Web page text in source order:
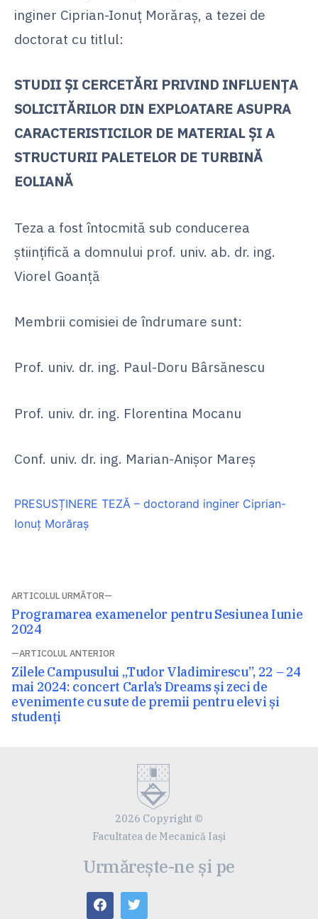
inginer Ciprian-Ionuț Morăraș, a tezei de
doctorat cu titlul:
STUDII ȘI CERCETĂRI PRIVIND INFLUENȚA
SOLICITĂRILOR DIN EXPLOATARE ASUPRA
CARACTERISTICILOR DE MATERIAL ȘI A
STRUCTURII PALETELOR DE TURBINĂ
EOLIANĂ
Teza a fost întocmită sub conducerea
științifică a domnului prof. univ. ab. dr. ing.
Viorel Goanță
Membrii comisiei de îndrumare sunt:
Prof. univ. dr. ing. Paul-Doru Bârsănescu
Prof. univ. dr. ing. Florentina Mocanu
Conf. univ. dr. ing. Marian-Anișor Mareș
PRESUSȚINERE TEZĂ – doctorand inginer Ciprian-
Ionuț Morăraș
Navigare
în
articole
ARTICOLUL ANTERIOR
Articolul
anterior:
Zilele Campusului „Tudor Vladimirescu”, 22 – 24
mai 2024: concert Carla’s Dreams și zeci de
evenimente cu sute de premii pentru elevi și
studenți
ARTICOLUL URMĂTOR
Articolul
următor:
Programarea examenelor pentru Sesiunea Iunie
2024
2026 Copyright ©
Facultatea de Mecanică Iaşi
Urmărește-ne și pe